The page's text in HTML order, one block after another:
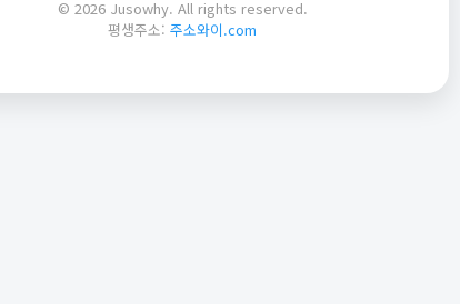
© 2026 Jusowhy. All rights reserved.
평생주소: 주소와이.com